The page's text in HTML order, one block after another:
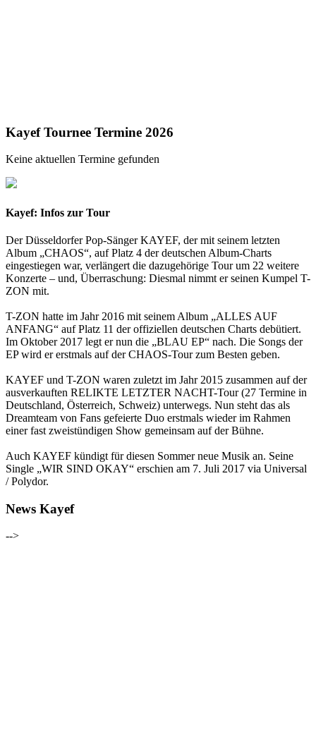
Kayef Tournee Termine 2026
Keine aktuellen Termine gefunden
Kayef: Infos zur Tour
Der Düsseldorfer Pop-Sänger KAYEF, der mit seinem letzten
Album „CHAOS“, auf Platz 4 der deutschen Album-Charts
eingestiegen war, verlängert die dazugehörige Tour um 22 weitere
Konzerte – und, Überraschung: Diesmal nimmt er seinen Kumpel T-
ZON mit.
T-ZON hatte im Jahr 2016 mit seinem Album „ALLES AUF
ANFANG“ auf Platz 11 der offiziellen deutschen Charts debütiert.
Im Oktober 2017 legt er nun die „BLAU EP“ nach. Die Songs der
EP wird er erstmals auf der CHAOS-Tour zum Besten geben.
KAYEF und T-ZON waren zuletzt im Jahr 2015 zusammen auf der
ausverkauften RELIKTE LETZTER NACHT-Tour (27 Termine in
Deutschland, Österreich, Schweiz) unterwegs. Nun steht das als
Dreamteam von Fans gefeierte Duo erstmals wieder im Rahmen
einer fast zweistündigen Show gemeinsam auf der Bühne.
Auch KAYEF kündigt für diesen Sommer neue Musik an. Seine
Single „WIR SIND OKAY“ erschien am 7. Juli 2017 via Universal
/ Polydor.
News Kayef
-->